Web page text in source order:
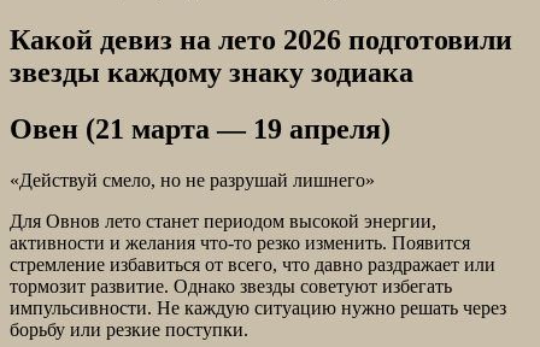
Какой девиз на лето 2026 подготовили
звезды каждому знаку зодиака
Овен (21 марта — 19 апреля)
«Действуй смело, но не разрушай лишнего»
Для Овнов лето станет периодом высокой энергии,
активности и желания что-то резко изменить. Появится
стремление избавиться от всего, что давно раздражает или
тормозит развитие. Однако звезды советуют избегать
импульсивности. Не каждую ситуацию нужно решать через
борьбу или резкие поступки.